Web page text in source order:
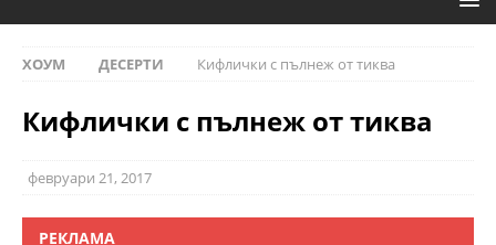
ХОУМ ДЕСЕРТИ Кифлички с пълнеж от тиква
Кифлички с пълнеж от тиква
февруари 21, 2017
РЕКЛАМА